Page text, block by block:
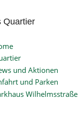
Quartier
und Aktionen
und Parken
Wilhelmsstraße